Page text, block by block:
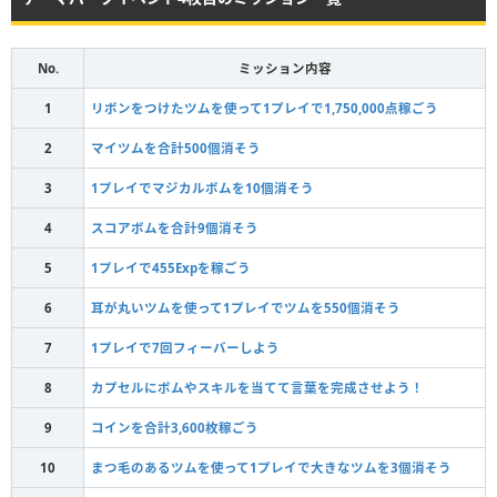
No. ミッション内容
1 リボンをつけたツムを使って1プレイで1,750,000点稼ごう
2 マイツムを合計500個消そう
3 1プレイでマジカルボムを10個消そう
4 スコアボムを合計9個消そう
5 1プレイで455Expを稼ごう
6 耳が丸いツムを使って1プレイでツムを550個消そう
7 1プレイで7回フィーバーしよう
8 カプセルにボムやスキルを当てて言葉を完成させよう！
9 コインを合計3,600枚稼ごう
10 まつ毛のあるツムを使って1プレイで大きなツムを3個消そう